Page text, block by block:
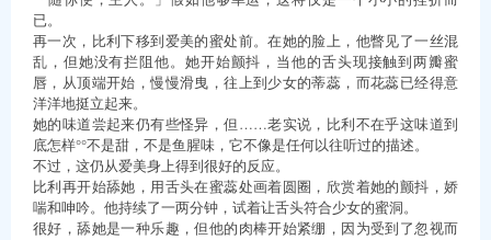
已。
再一次，比利下移到爱美的蜜处前。在她的脸上，他瞥见了一丝混
乱，但她没有拦阻他。她开始颤抖，当他的舌头现接触到两瓣蜜
唇，从顶端开始，慢慢滑曳，往上到少女的蒂蕊，而花蕊已经得意
洋洋地挺立起来。
她的味道尝起来仍有些怪异，但……老实说，比利不在乎这味道到
底怎样°°不是甜，不是鱼腥味，它不像是任何以往听过的描述。
不过，这仍从爱美身上得到很好的反应。
比利再开始舔她，用舌头在蜜蕊处画着圆圈，欣赏着她的颤抖，娇
喘和呻吟。他持续了一两分钟，试着让舌头符合少女的蜜洞。
很好，舔她是一种乐趣，但他的肉棒开始紧绷，因为受到了忽视而